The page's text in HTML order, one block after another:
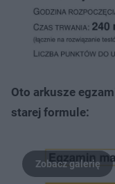
Oto arkusze
starej formule: